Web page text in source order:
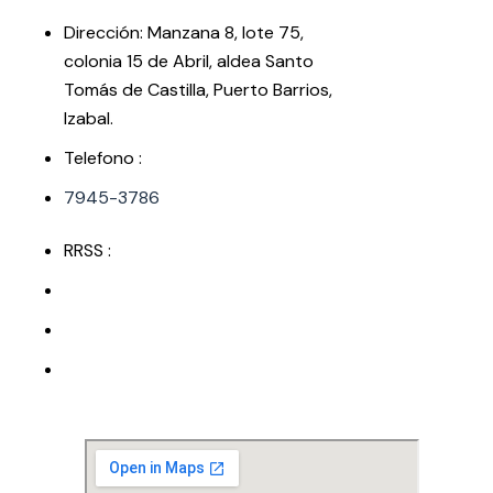
era:
$10.00.
es:
$8.00.
Dirección: Manzana 8, lote 75,
colonia 15 de Abril, aldea Santo
Tomás de Castilla, Puerto Barrios,
Izabal.
Telefono :
7945-3786
RRSS :